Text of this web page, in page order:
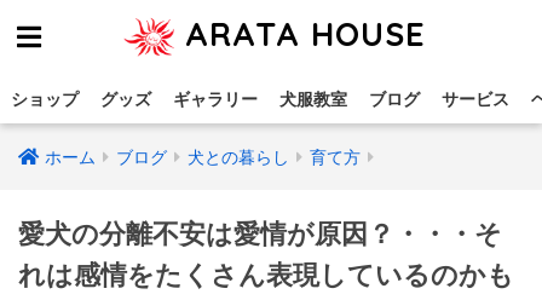
ARATA HOUSE
ショップ グッズ ギャラリー 犬服教室 ブログ サービス
ホーム ブログ 犬との暮らし 育て方
愛犬の分離不安は愛情が原因？・・・そ
れは感情をたくさん表現しているのかも